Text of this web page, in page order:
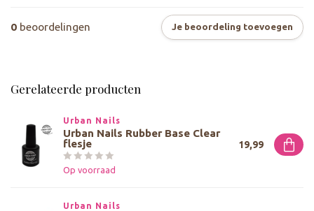
0 beoordelingen Je beoordeling toevoegen
Gerelateerde producten
Urban Nails
Urban Nails Rubber Base Clear
flesje
Op voorraad
19,99
Urban Nails